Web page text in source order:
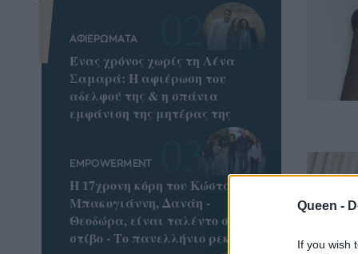
Queen -
If you wish
ΑΦΙΕΡΩΜΑΤΑ
Ένας χρόνος χωρίς τη Λένα
Σαμαρά: Η αφιέρωση του
αδελφού της & η σπάνια
εμφάνιση της μητέρας της
EMPOWERMENT
Η 17χρονη κόρη του Κώστα
Μπακογιάννη, Δανάη -
Θεοδώρα, είναι ταλέντο στο
στίβο - Το πανελλήνιο ρεκόρ